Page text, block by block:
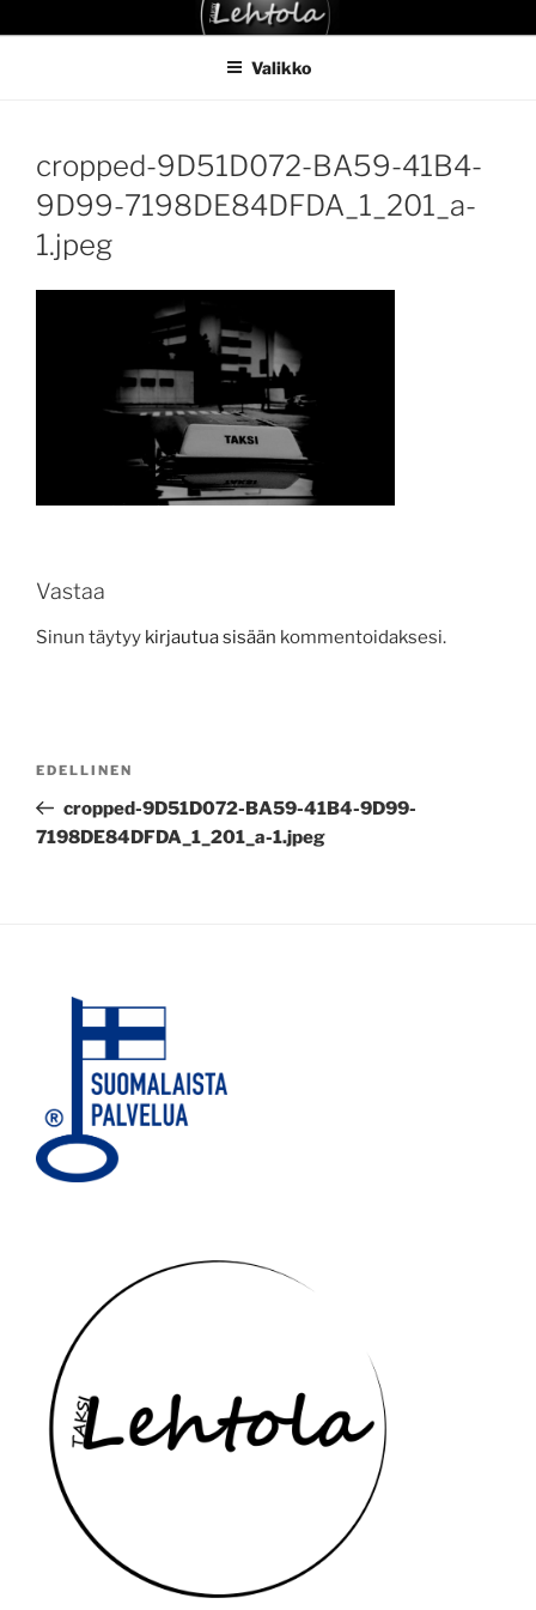
sisältöönTAKSI LEHTOLA
Valikko
cropped-9D51D072-BA59-41B4-
9D99-7198DE84DFDA_1_201_a-
1.jpeg
Vastaa
Sinun täytyy kirjautua sisään kommentoidaksesi.
Edellinen
artikkeli
EDELLINEN
cropped-9D51D072-BA59-41B4-9D99-
7198DE84DFDA_1_201_a-1.jpeg